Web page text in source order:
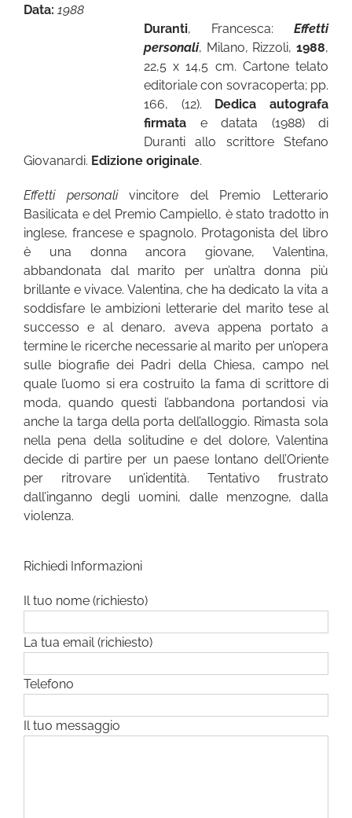
Data: 1988
Duranti, Francesca: Effetti
personali, Milano, Rizzoli, 1988,
22,5 x 14,5 cm. Cartone telato
editoriale con sovracoperta; pp.
166, (12). Dedica autografa
firmata e datata (1988) di
Duranti allo scrittore Stefano
Giovanardi. Edizione originale.
Effetti personalivincitore del Premio Letterario
Basilicata e del Premio Campiello, è stato tradotto in
inglese, francese e spagnolo. Protagonista del libro
è una donna ancora giovane, Valentina,
abbandonata dal marito per un’altra donna più
brillante e vivace. Valentina, che ha dedicato la vita a
soddisfare le ambizioni letterarie del marito tese al
successo e al denaro, aveva appena portato a
termine le ricerche necessarie al marito per un’opera
sulle biografie dei Padri della Chiesa, campo nel
quale l’uomo si era costruito la fama di scrittore di
moda, quando questi l’abbandona portandosi via
anche la targa della porta dell’alloggio. Rimasta sola
nella pena della solitudine e del dolore, Valentina
decide di partire per un paese lontano dell’Oriente
per ritrovare un’identità. Tentativo frustrato
dall’inganno degli uomini, dalle menzogne, dalla
violenza.
Richiedi Informazioni
Il tuo nome (richiesto)
La tua email (richiesto)
Telefono
Il tuo messaggio